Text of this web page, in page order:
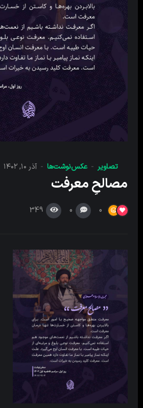
تصاویر عکس‌نوشت‌ها آذر ۱۰, ۱۴۰۲
مصالحِ معرفت
0
0
349